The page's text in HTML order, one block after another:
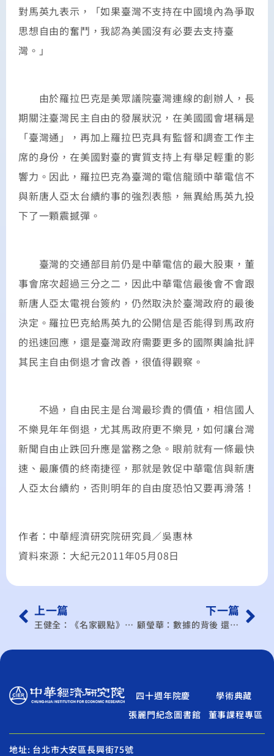
對馬英九表示，「如果臺灣不支持在中國境內為爭取
思想自由的奮鬥，我認為美國沒有必要去支持臺
灣。」
由於羅拉巴克是美眾議院臺灣連線的創辦人，長
期關注臺灣民主自由的發展狀況，在美國國會堪稱是
「臺灣通」，再加上羅拉巴克具有監督和調查工作主
席的身份，在美國對臺的實質支持上有舉足輕重的影
響力。因此，羅拉巴克為臺灣的電信龍頭中華電信不
與新唐人亞太台續約事的強烈表態，無異給馬英九投
下了一顆震撼彈。
臺灣的交通部目前仍是中華電信的最大股東，董
事會席次超過三分之二，因此中華電信最後會不會跟
新唐人亞太電視台簽約，仍然取決於臺灣政府的最後
決定。羅拉巴克給馬英九的公開信是否能得到馬政府
的迅速回應，還是臺灣政府需要更多的國際輿論批評
其民主自由倒退才會改善，很值得觀察。
不過，自由民主是台灣最珍貴的價值，相信國人
不樂見年年倒退，尤其馬政府更不樂見，如何讓台灣
新聞自由止跌回升應是當務之急。眼前就有一條最快
速、最廉價的終南捷徑，那就是敦促中華電信與新唐
人亞太台續約，否則明年的自由度恐怕又要再滑落！
作者：中華經濟研究院研究員／吳惠林
資料來源：大紀元2011年05月08日
上一篇
王健全：《名家觀點》產業合作 不能侷限大陸
下一篇
顧瑩華：數據的背後 還有真相
四十週年院慶
學術典藏
張麗門紀念圖書館
董事課程專區
地址: 台北市大安區長興街75號